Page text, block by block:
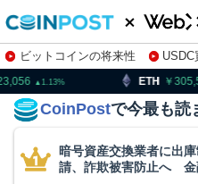
ビットコインの将来性 USDC
株特集・関連銘柄
ETH 305,561.0
CoinPostで今最も読
暗号資産交換業者に出
請、詐欺被害防止へ 金